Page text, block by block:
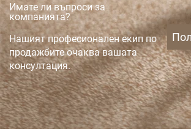
Имате ли въпроси за
компанията?
Нашият професионален екип по
продажбите очаква вашата
консултация.